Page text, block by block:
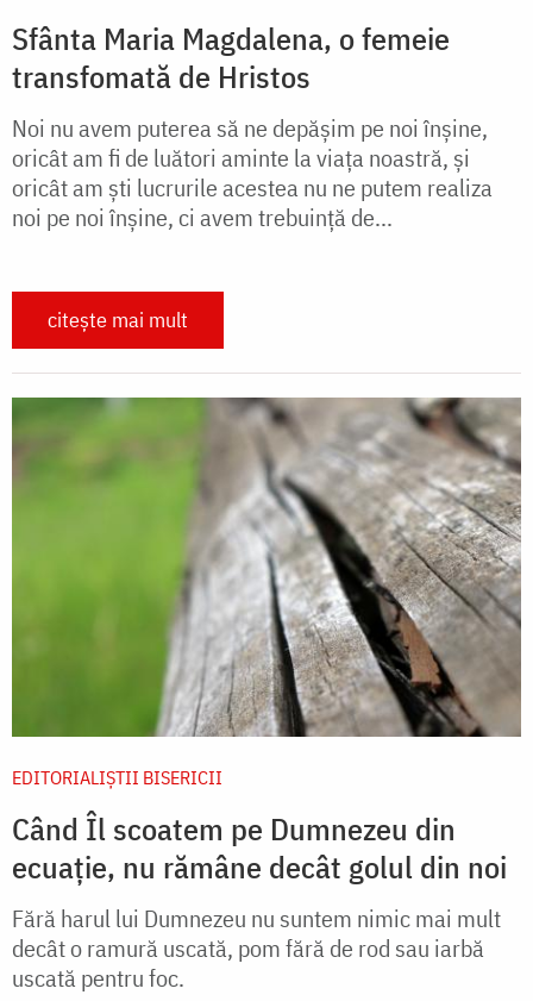
Sfânta Maria Magdalena, o femeie
transfomată de Hristos
Noi nu avem puterea să ne depășim pe noi înșine,
oricât am fi de luători aminte la viața noastră, și
oricât am ști lucrurile acestea nu ne putem realiza
noi pe noi înșine, ci avem trebuință de...
citește mai mult
EDITORIALIȘTII BISERICII
Când Îl scoatem pe Dumnezeu din
ecuație, nu rămâne decât golul din noi
Fără harul lui Dumnezeu nu suntem nimic mai mult
decât o ramură uscată, pom fără de rod sau iarbă
uscată pentru foc.